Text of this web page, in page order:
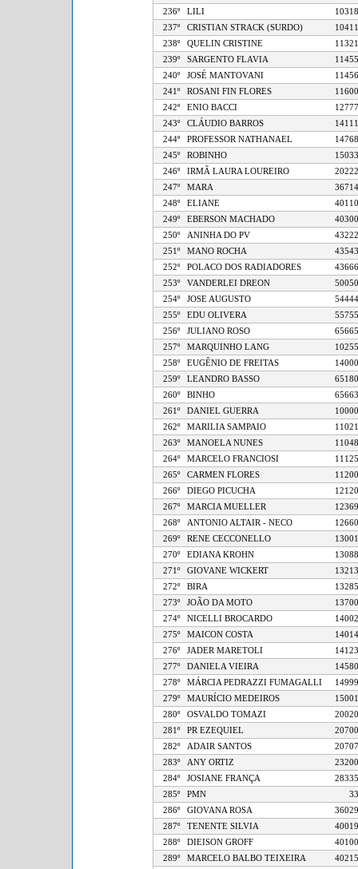
236º LILI
237º
CRISTIAN STRACK (SURDO)
238º
QUELIN CRISTINE
239º
SARGENTO FLAVIA
240º
JOSÉ MANTOVANI
241º
ROSANI FIN FLORES
242º
ENIO BACCI
243º
CLÁUDIO BARROS
244º
PROFESSOR NATHANAEL
245º
ROBINHO
246º
IRMÃ LAURA LOUREIRO
247º
MARA
248º
ELIANE
249º
EBERSON MACHADO
250º
ANINHA DO PV
251º
MANO ROCHA
252º
POLACO DOS RADIADORES
253º
VANDERLEI DREON
254º
JOSE AUGUSTO
255º
EDU OLIVERA
256º
JULIANO ROSO
257º
MARQUINHO LANG
258º
EUGÊNIO DE FREITAS
259º
LEANDRO BASSO
260º
BINHO
261º
DANIEL GUERRA
262º
MARILIA SAMPAIO
263º
MANOELA NUNES
264º
MARCELO FRANCIOSI
265º
CARMEN FLORES
266º
DIEGO PICUCHA
267º
MARCIA MUELLER
268º
ANTONIO ALTAIR - NECO
269º
RENE CECCONELLO
270º
EDIANA KROHN
271º
GIOVANE WICKERT
272º
BIRA
273º
JOÃO DA MOTO
274º
NICELLI BROCARDO
275º
MAICON COSTA
276º
JADER MARETOLI
277º
DANIELA VIEIRA
278º
MÁRCIA PEDRAZZI FUMAGALLI
279º
MAURÍCIO MEDEIROS
280º
OSVALDO TOMAZI
281º
PR EZEQUIEL
282º
ADAIR SANTOS
283º
ANY ORTIZ
284º
JOSIANE FRANÇA
285º
PMN
286º
GIOVANA ROSA
287º
TENENTE SILVIA
288º
DIEISON GROFF
289º
MARCELO BALBO TEIXEIRA